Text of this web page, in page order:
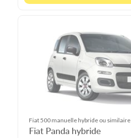
Fiat 500 manuelle hybride ou similaire
Fiat Panda hybride